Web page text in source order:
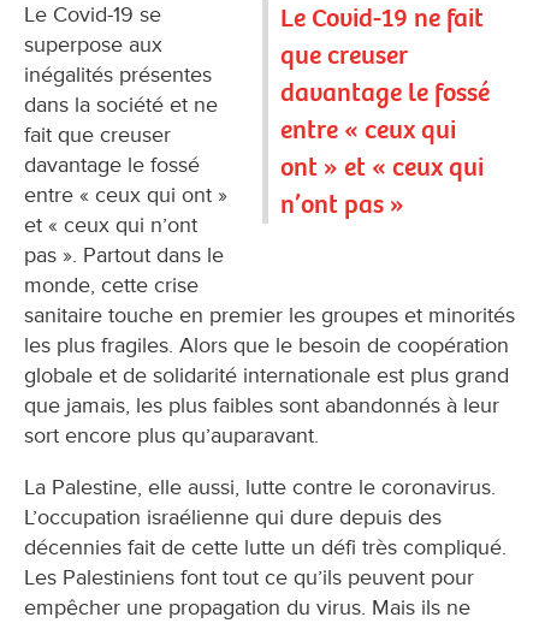
Le Covid-19 ne fait
que creuser
davantage le fossé
entre « ceux qui
ont » et « ceux qui
n’ont pas »
Le Covid-19 se
superpose aux
inégalités présentes
dans la société et ne
fait que creuser
davantage le fossé
entre « ceux qui ont »
et « ceux qui n’ont
pas ». Partout dans le
monde, cette crise
sanitaire touche en premier les groupes et minorités
les plus fragiles. Alors que le besoin de coopération
globale et de solidarité internationale est plus grand
que jamais, les plus faibles sont abandonnés à leur
sort encore plus qu’auparavant.
La Palestine, elle aussi, lutte contre le coronavirus.
L’occupation israélienne qui dure depuis des
décennies fait de cette lutte un défi très compliqué.
Les Palestiniens font tout ce qu’ils peuvent pour
empêcher une propagation du virus. Mais ils ne